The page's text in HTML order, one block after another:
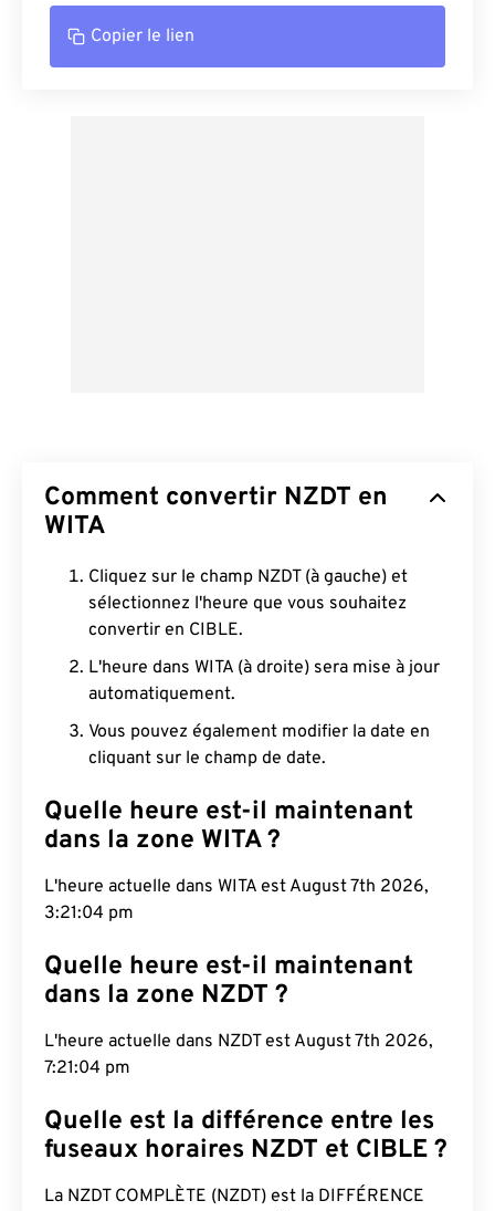
Copier le lien
Comment convertir NZDT en
WITA
Cliquez sur le champ NZDT (à gauche) et
sélectionnez l'heure que vous souhaitez
convertir en CIBLE.
L'heure dans WITA (à droite) sera mise à jour
automatiquement.
Vous pouvez également modifier la date en
cliquant sur le champ de date.
Quelle heure est-il maintenant
dans la zone WITA ?
L'heure actuelle dans WITA est August 7th 2026,
3:21:05 pm
Quelle heure est-il maintenant
dans la zone NZDT ?
L'heure actuelle dans NZDT est August 7th 2026,
7:21:05 pm
Quelle est la différence entre les
fuseaux horaires NZDT et CIBLE ?
La NZDT COMPLÈTE (NZDT) est la DIFFÉRENCE